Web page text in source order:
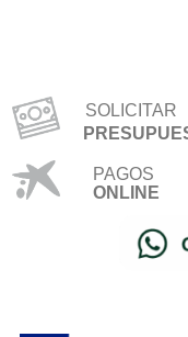
SOLICITAR
PAGOS
ONLINE